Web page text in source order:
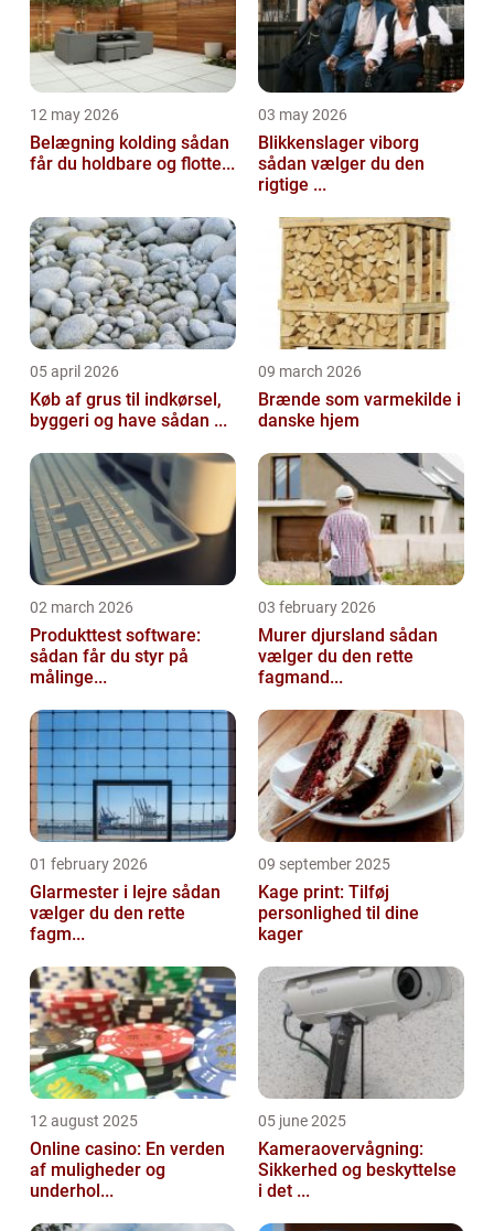
12 may 2026
Belægning kolding sådan
får du holdbare og flotte...
03 may 2026
Blikkenslager viborg
sådan vælger du den
rigtige ...
05 april 2026
Køb af grus til indkørsel,
byggeri og have sådan ...
09 march 2026
Brænde som varmekilde i
danske hjem
02 march 2026
Produkttest software:
sådan får du styr på
målinge...
03 february 2026
Murer djursland sådan
vælger du den rette
fagmand...
01 february 2026
Glarmester i lejre sådan
vælger du den rette
fagm...
09 september 2025
Kage print: Tilføj
personlighed til dine
kager
12 august 2025
Online casino: En verden
af muligheder og
underhol...
05 june 2025
Kameraovervågning:
Sikkerhed og beskyttelse
i det ...